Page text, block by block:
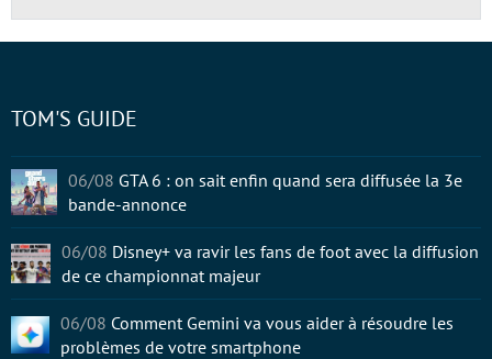
TOM'S GUIDE
06/08 GTA 6 : on sait enfin quand sera diffusée la 3e
bande-annonce
06/08 Disney+ va ravir les fans de foot avec la diffusion
de ce championnat majeur
06/08 Comment Gemini va vous aider à résoudre les
problèmes de votre smartphone